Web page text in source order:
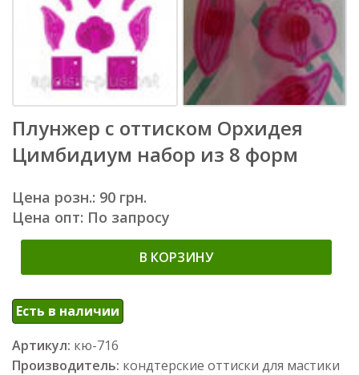
Плунжер с оттиском Орхидея
Цимбидиум набор из 8 форм
Цена розн.: 90 грн.
Цена опт: По запросу
В КОРЗИНУ
Есть в наличии
Артикул: кю-716
Производитель: кондтерские оттиски для мастики